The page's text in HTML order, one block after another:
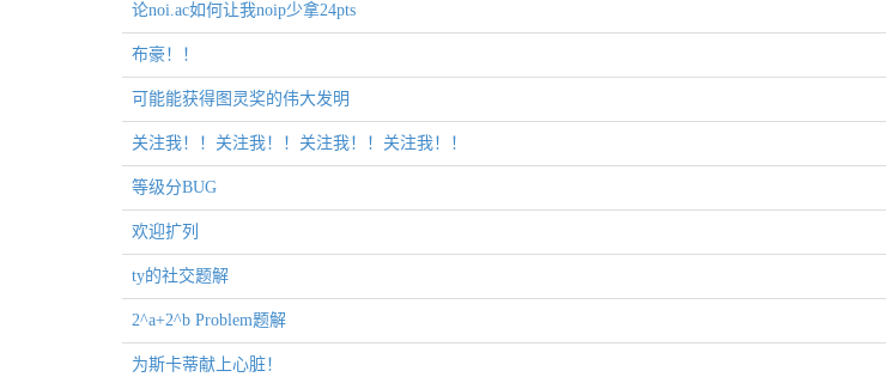
论noi.ac如何让我noip少拿24pts
布豪！！
可能能获得图灵奖的伟大发明
关注我！！关注我！！关注我！！关注我！！
等级分BUG
欢迎扩列
ty的社交题解
2^a+2^b Problem题解
为斯卡蒂献上心脏！